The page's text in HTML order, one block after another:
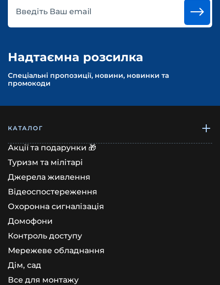
Введіть Ваш email
Надтаємна розсилка
Спеціальні пропозиції, новини, новинки та
промокоди
КАТАЛОГ
Акції та подарунки 🎁
Туризм та мілітарі
Джерела живлення
Відеоспостереження
Охоронна сигналізація
Домофони
Контроль доступу
Мережеве обладнання
Дім, сад
Все для монтажу